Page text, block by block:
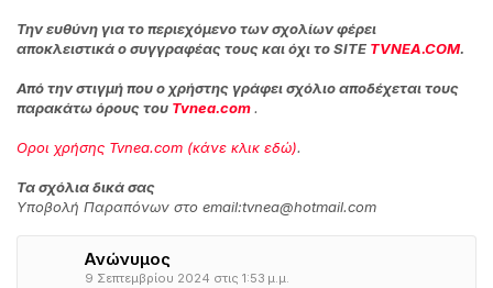
Την ευθύνη για το περιεχόμενο των σχολίων φέρει
αποκλειστικά ο συγγραφέας τους και όχι το SITE TVNEA.COM.
Από την στιγμή που ο χρήστης γράφει σχόλιο αποδέχεται τους
παρακάτω όρους του Tvnea.com.
Οροι χρήσης Tvnea.com (κάνε κλικ εδώ).
Τα σχόλια δικά σας
Υποβολή Παραπόνων στο email:tvnea@hotmail.com
Ανώνυμος
9 Σεπτεμβρίου 2024 στις 1:53 μ.μ.